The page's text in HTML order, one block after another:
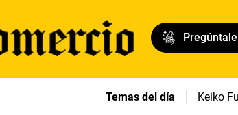
Temas del día Keiko